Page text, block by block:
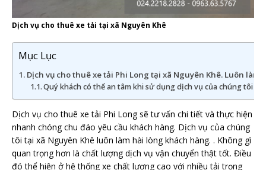
Dịch vụ cho thuê xe tải tại xã Nguyên Khê
Mục Lục
Dịch vụ cho thuê xe tải Phi Long tại xã Nguyên Khê. Luôn
Quý khách có thể an tâm khi sử dụng dịch vụ của chúng tôi
Dịch vụ cho thuê xe tải Phi Long sẽ tư vấn chi tiết và thực hiện
nhanh chóng chu đáo yêu cầu khách hàng. Dịch vụ của chúng
tôi tại xã Nguyên Khê luôn làm hài lòng khách hàng. . Không gì
quan trọng hơn là chất lượng dịch vụ vận chuyển thật tốt. Điều
đó thể hiện ở hệ thống xe chất lượng cao với nhiều tải trọng